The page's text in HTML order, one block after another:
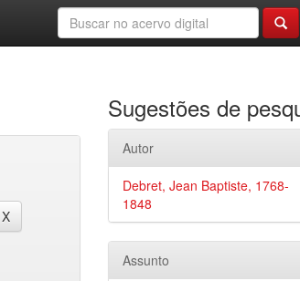
Sugestões de
Autor
Debret, Jean Baptiste, 1768-
1848
Assunto